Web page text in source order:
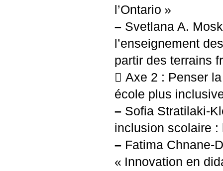
l’Ontario »
– Svetlana A.
l’enseignement
partir des terrains
 Axe 2 : Penser
école plus
– Sofia Stratilaki-
inclusion scolaire
– Fatima Chnane-
« Innovation en